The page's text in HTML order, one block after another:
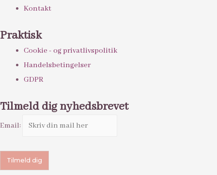
Kontakt
Praktisk
Cookie - og privatlivspolitik
Handelsbetingelser
GDPR
Tilmeld dig nyhedsbrevet
Email: